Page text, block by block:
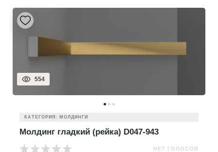
554
КАТЕГОРИЯ: МОЛДИНГИ
Молдинг гладкий (рейка) D047-943
НЕТ ГОЛОСОВ